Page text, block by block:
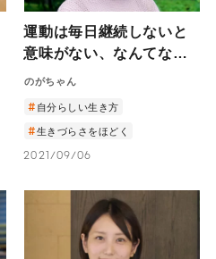
運動は毎日継続しないと
意味がない、なんてな
い。
のがちゃん
自分らしい生き方
生きづらさをほどく
2021/09/06